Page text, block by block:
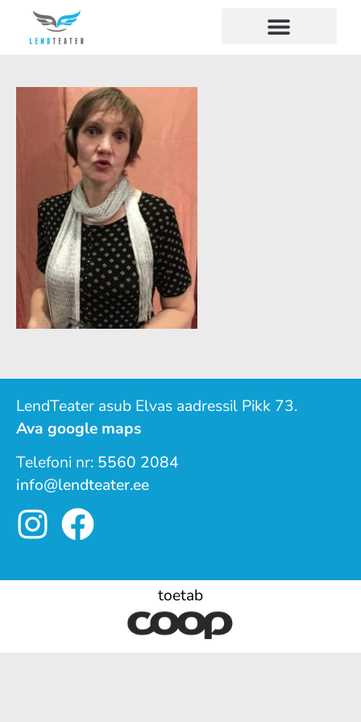
LendTeater asub Elvas aadressil Pikk 73.
Ava google maps
Telefoni nr: 5560 2084
info@lendteater.ee
toetab